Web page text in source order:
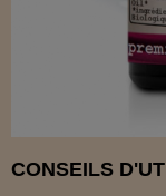
CONSEILS